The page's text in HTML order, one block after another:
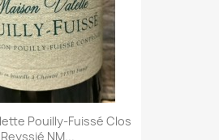
Pouilly-Fuissé Clos
Reyssié NM...